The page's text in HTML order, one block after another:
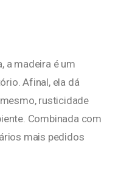
a madeira é um
Afinal, ela dá
rusticidade
Combinada com
mais pedidos